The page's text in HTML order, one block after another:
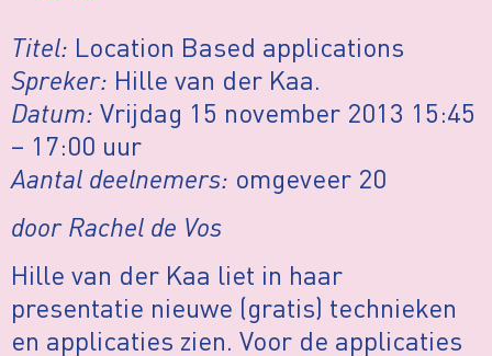
Titel: Location Based applications
Spreker: Hille van der Kaa.
Datum: Vrijdag 15 november 2013 15:45
– 17:00 uur
Aantal deelnemers: omgeveer 20
door Rachel de Vos
Hille van der Kaa liet in haar
presentatie nieuwe (gratis) technieken
en applicaties zien. Voor de applicaties